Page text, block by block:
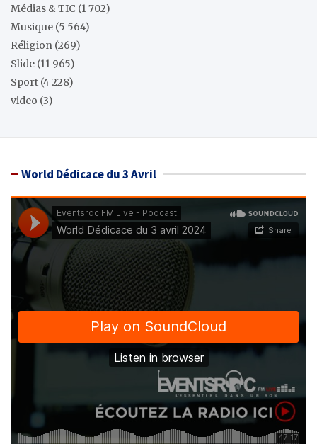
Médias & TIC (1 702)
Musique (5 564)
Réligion (269)
Slide (11 965)
Sport (4 228)
video (3)
World Dédicace du 3 Avril